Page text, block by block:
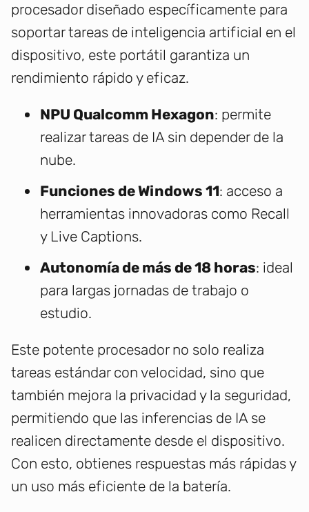
procesador diseñado específicamente para
soportar tareas de inteligencia artificial en el
dispositivo, este portátil garantiza un
rendimiento rápido y eficaz.
NPU Qualcomm Hexagon: permite
realizar tareas de IA sin depender de la
nube.
Funciones de Windows 11: acceso a
herramientas innovadoras como Recall
y Live Captions.
Autonomía de más de 18 horas: ideal
para largas jornadas de trabajo o
estudio.
Este potente procesador no solo realiza
tareas estándar con velocidad, sino que
también mejora la privacidad y la seguridad,
permitiendo que las inferencias de IA se
realicen directamente desde el dispositivo.
Con esto, obtienes respuestas más rápidas y
un uso más eficiente de la batería.